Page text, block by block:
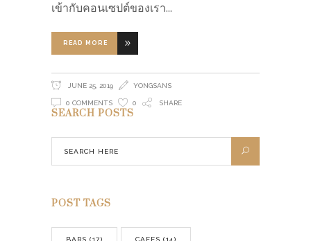
เข้ากับคอนเซปต์ของเรา
READ MORE
JUNE 25, 2019 YONGSANS
0 COMMENTS 0 SHARE
SEARCH POSTS
POST TAGS
BARS (17) CAFES (14)